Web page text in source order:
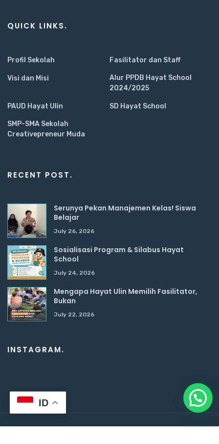
QUICK LINKS.
Profil Sekolah Fasilitator dan Staff
Visi dan Misi
Alur PPDB Hayat School
2024/2025
PAUD Hayat Ulin SD Hayat School
SMP-SMA Sekolah
Creativepreneur Muda
RECENT POST.
Serunya Pekan Manajemen Kelas! Siswa
Belajar
July 26, 2026
Sosialisasi Program & Silabus Hayat
School
July 24, 2026
Mengapa Hayat Ulin Memilih Fasilitator,
Bukan
July 22, 2026
INSTAGRAM.
ID